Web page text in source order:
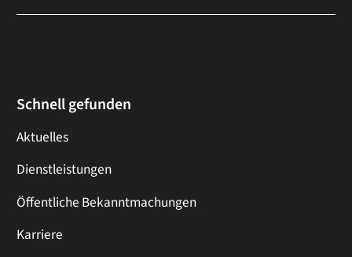
Schnell gefunden
Aktuelles
Dienstleistungen
Öffentliche Bekanntmachungen
Karriere